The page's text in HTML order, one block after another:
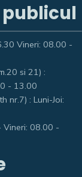
Vineri: 08.00 -
si 21) :
- 13.00
nr.7) : Luni-Joi:
Vineri: 08.00 -